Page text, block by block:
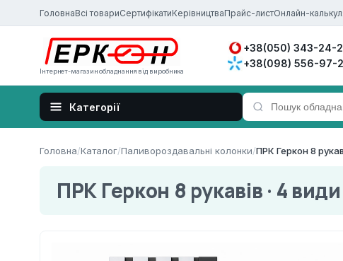
ГоловнаВсі товариСертифікатиКерівництваПрайс-листОнлайн-
Інтернет-магазин обладнання від виробника
+38(050) 343-24-
+38(098) 556-97-
Головна/Каталог/Паливороздавальні колонки/ПРК Геркон 8
ПРК Геркон 8 рукавів · 4